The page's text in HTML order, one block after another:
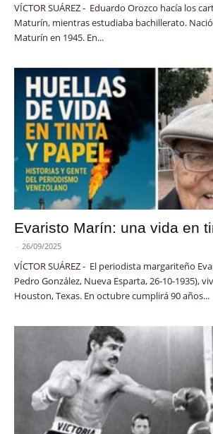
VÍCTOR SUÁREZ - Eduardo Orozco hacía los
Maturín, mientras estudiaba bachillerato.
Maturín en 1945. En...
Evaristo Marín: una vida en
- 26/09/2025
VÍCTOR SUÁREZ - El periodista margariteño
Pedro González, Nueva Esparta, 26-10-1935),
Houston, Texas. En octubre cumplirá 90 años...